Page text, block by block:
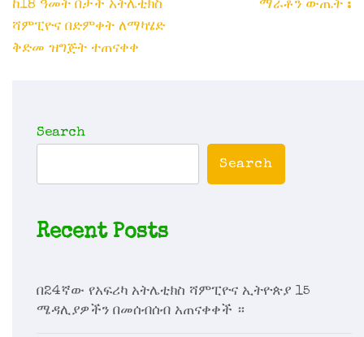
ከ18 ዓመት በታች አትሌቲክስ
ሻምፒዮና በድምቀት ለማካሄድ
ቅድመ ዝግጅት ተጠናቀቀ
ማራቶን ውጤት :
Search
Search
Recent Posts
በ24ኛው የአፍሪካ አትሌቲክስ ሻምፒዮና ኢትዮጵያ 15
ሜዳሊያዎችን በመሰብሰብ አጠናቀቀች ።